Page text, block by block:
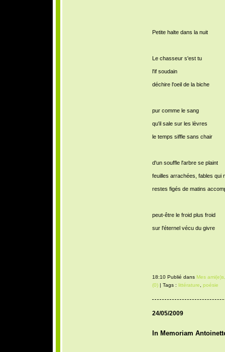
Petite halte dans la nuit
Le chasseur s'est tu
l'if soudain
déchire l'oeil de la biche
pur comme le sang
qu'il sale sur les lèvres
le temps siffle sans chair
d'un souffle l'arbre se plaint
feuilles arrachées, fables qui
restes figés de matins
peut-être le froid plus froid
sur l'éternel vécu du givre
18:10 Publié dans Mes
(0)| Tags : littérature poésie
24/05/2009
In Memoriam